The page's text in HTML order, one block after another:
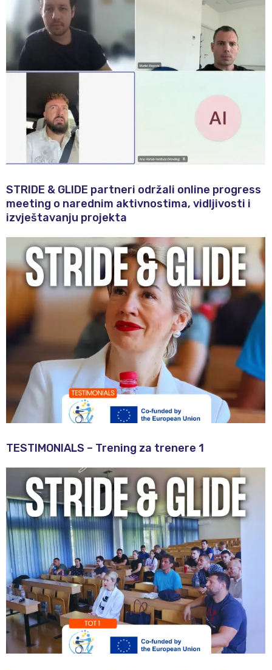
STRIDE & GLIDE partneri održali online progress
meeting o narednim aktivnostima, vidljivosti i
izvještavanju projekta
TESTIMONIALS – Trening za trenere 1